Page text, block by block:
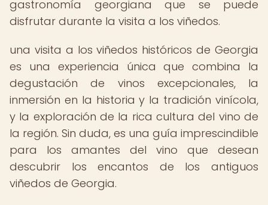
gastronomía georgiana que se puede
disfrutar durante la visita a los viñedos.
una visita a los viñedos históricos de Georgia
es una experiencia única que combina la
degustación de vinos excepcionales, la
inmersión en la historia y la tradición vinícola,
y la exploración de la rica cultura del vino de
la región. Sin duda, es una guía imprescindible
para los amantes del vino que desean
descubrir los encantos de los antiguos
viñedos de Georgia.